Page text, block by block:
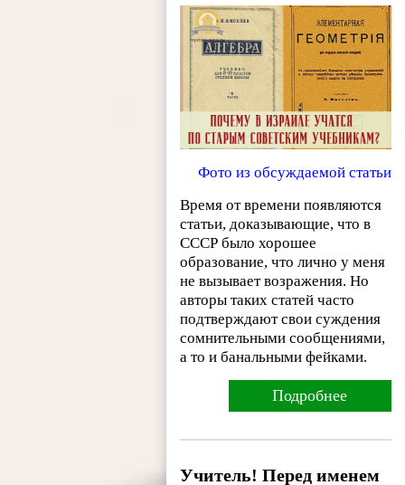
Фото из обсуждаемой статьи
Время от времени появляются
статьи, доказывающие, что в
СССР было хорошее
образование, что лично у меня
не вызывает возражения. Но
авторы таких статей часто
подтверждают свои суждения
сомнительными сообщениями,
а то и банальными фейками.
Подробнее
Учитель! Перед именем